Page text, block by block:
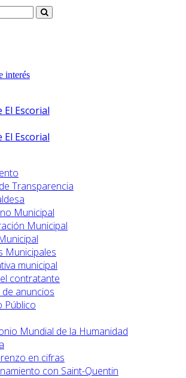
interés
Transparencia
Municipal
Municipal
Municipales
municipal
contratante
anuncios
Público
Mundial de la Humanidad
en cifras
con Saint-Quentin